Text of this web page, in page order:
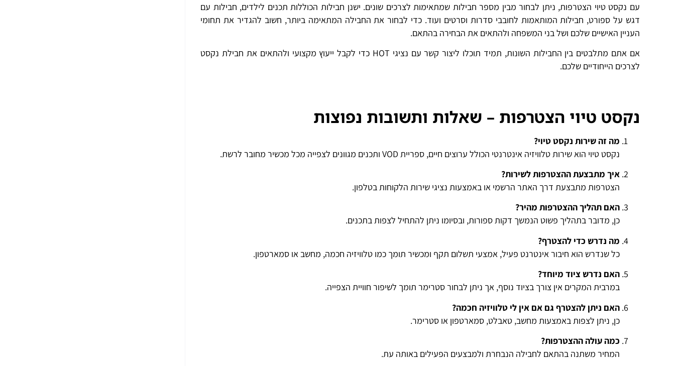
עם נקסט טיוי הצטרפות, ניתן לבחור מבין מספר חבילות שמתאימות לצרכים שונים. ישנן חבילות הכוללות תכנים לילדים, חבילות עם
דגש על ספורט, חבילות המותאמות לחובבי סדרות וסרטים ועוד. כדי לבחור את החבילה המתאימה ביותר, חשוב להגדיר את תחומי
העניין האישיים שלכם ושל בני המשפחה ולהתאים את הבחירה בהתאם.
אם אתם מתלבטים בין החבילות השונות, תמיד תוכלו ליצור קשר עם נציגי HOT כדי לקבל ייעוץ מקצועי ולהתאים את חבילת נקסט
לצרכים הייחודיים שלכם.
נקסט טיוי הצטרפות – שאלות ותשובות נפוצות
מה זה שירות נקסט טיוי?
נקסט טיוי הוא שירות טלוויזיה אינטרנטי הכולל ערוצים חיים, ספריית VOD ותכנים מגוונים לצפייה מכל מכשיר מחובר לרשת.
איך מתבצעת ההצטרפות לשירות?
הצטרפות מתבצעת דרך האתר הרשמי או באמצעות נציגי שירות הלקוחות בטלפון.
האם תהליך ההצטרפות מהיר?
כן, מדובר בתהליך פשוט הנמשך דקות ספורות, ובסיומו ניתן להתחיל לצפות בתכנים.
מה נדרש כדי להצטרף?
כל שנדרש הוא חיבור אינטרנט פעיל, אמצעי תשלום תקף ומכשיר תומך כמו טלוויזיה חכמה, מחשב או סמארטפון.
האם נדרש ציוד מיוחד?
במרבית המקרים אין צורך בציוד נוסף, אך ניתן לבחור סטרימר תומך לשיפור חוויית הצפייה.
האם ניתן להצטרף גם אם אין לי טלוויזיה חכמה?
כן, ניתן לצפות באמצעות מחשב, טאבלט, סמארטפון או סטרימר.
כמה עולה ההצטרפות?
המחיר משתנה בהתאם לחבילה הנבחרת ולמבצעים הפעילים באותה עת.